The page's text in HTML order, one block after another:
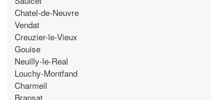
Chatel-de-Neuvre
Vendat
Creuzier-le-Vieux
Gouise
Neuilly-le-Real
Louchy-Montfand
Charmeil
Bransat